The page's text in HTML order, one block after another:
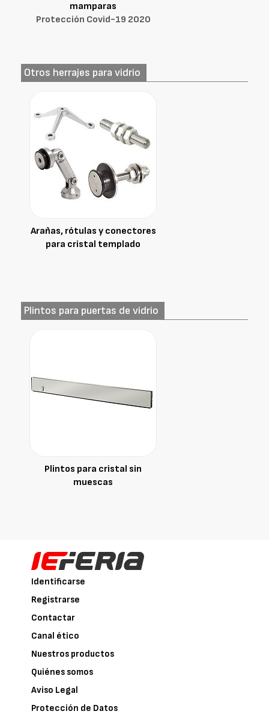
mamparas
Protección Covid-19 2020
Otros herrajes para vidrio
Arañas, rótulas y conectores
para cristal templado
Plintos para puertas de vidrio
Plintos para cristal sin
muescas
Identificarse
Registrarse
Contactar
Canal ético
Nuestros productos
Quiénes somos
Aviso Legal
Protección de Datos